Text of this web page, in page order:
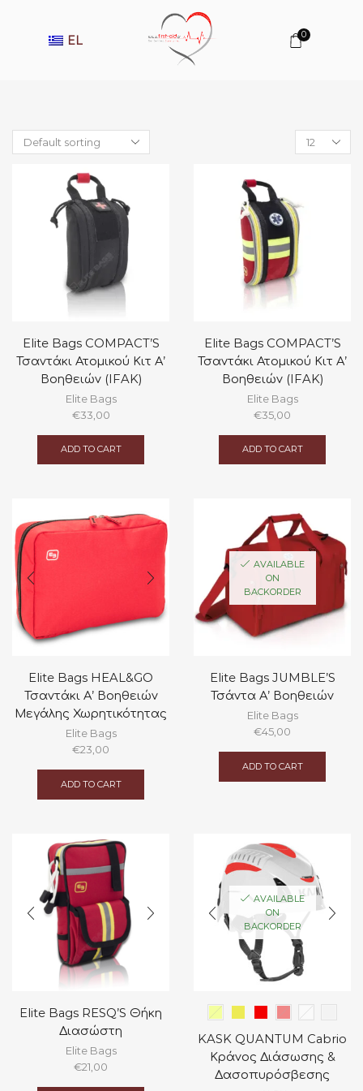
EL 0
Products
per
Elite Bags COMPACT’S
Τσαντάκι Ατομικού Κιτ Α’
Βοηθειών (IFAK)
Elite Bags
€33,00
ADD TO CART
Elite Bags COMPACT’S
Τσαντάκι Ατομικού Κιτ Α’
Βοηθειών (IFAK)
Elite Bags
€35,00
ADD TO CART
Elite Bags HEAL&GO
Τσαντάκι Α’ Βοηθειών
Μεγάλης Χωρητικότητας
Elite Bags
€23,00
ADD TO CART
AVAILABLE
ON
BACKORDER
Elite Bags JUMBLE’S
Τσάντα Α’ Βοηθειών
Elite Bags
€45,00
ADD TO CART
Elite Bags RESQ’S Θήκη
Διασώστη
Elite Bags
€21,00
AVAILABLE
ON
BACKORDER
KASK QUANTUM Cabrio
Κράνος Διάσωσης &
Δασοπυρόσβεσης